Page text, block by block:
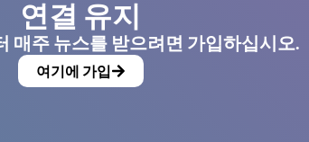
연결 유지
매주 뉴스를 받으려면 가입하십시오.
여기에 가입